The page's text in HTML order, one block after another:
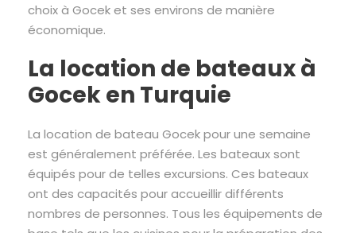
choix à Gocek et ses environs de manière
économique.
La location de bateaux à
Gocek en Turquie
La location de bateau Gocek pour une semaine
est généralement préférée. Les bateaux sont
équipés pour de telles excursions. Ces bateaux
ont des capacités pour accueillir différents
nombres de personnes. Tous les équipements de